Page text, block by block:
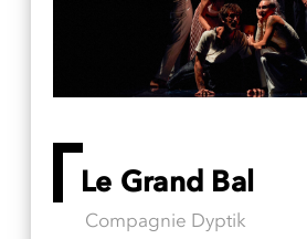
Le Grand Bal
Compagnie Dyptik